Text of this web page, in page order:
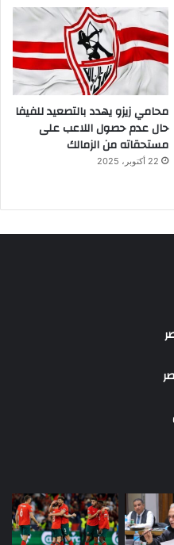
محامي زيزو يهدد بالتصعيد للفيفا
حال عدم حصول اللاعب على
مستحقاته من الزمالك
22 أكتوبر، 2025